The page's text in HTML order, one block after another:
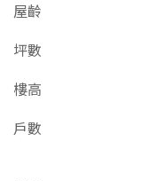
屋齡
坪數
樓高
戶數